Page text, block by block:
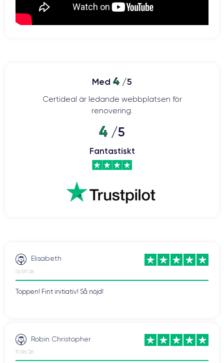
Med 4 /5
Certideal är ledande webbplatsen för
renovering.
4 /5
Fantastiskt
Elisabeth
13/07/26
Toppen! Fint initiativ! Så nöjd!
Robin Christopher
11/06/26